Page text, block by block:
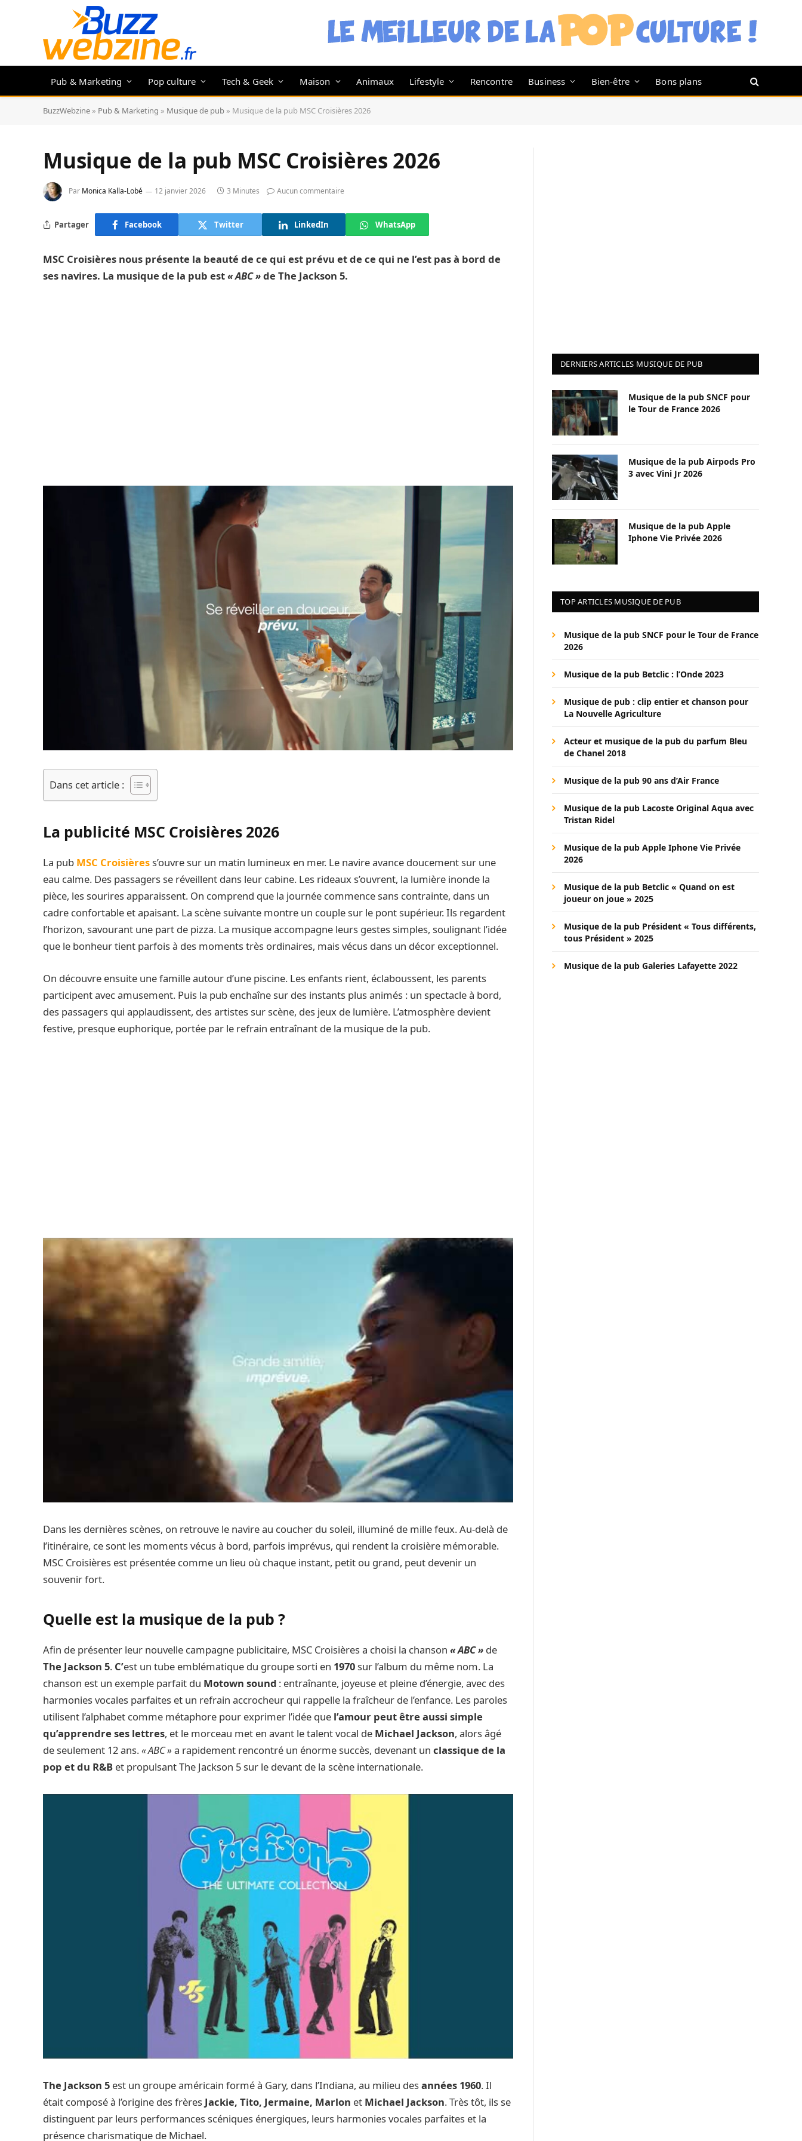
Pub & Marketing Pop culture Tech & Geek Maison Animaux Lifestyle Rencontre Business Bien-être Bons plans
BuzzWebzine » Pub & Marketing » Musique de pub » Musique de la pub MSC Croisières 2026
Musique de la pub MSC Croisières 2026
Par Monica Kalla-Lobé 12 janvier 2026 3 Minutes Aucun commentaire
Partager Facebook Twitter LinkedIn WhatsApp
MSC Croisières nous présente la beauté de ce qui est prévu et de ce qui ne l’est pas à bord de
ses navires. La musique de la pub est« ABC »de The Jackson 5.
Dans cet article :
La publicité MSC Croisières 2026
La pub MSC Croisièress’ouvre sur un matin lumineux en mer. Le navire avance doucement sur une
eau calme. Des passagers se réveillent dans leur cabine. Les rideaux s’ouvrent, la lumière inonde la
pièce, les sourires apparaissent. On comprend que la journée commence sans contrainte, dans un
cadre confortable et apaisant. La scène suivante montre un couple sur le pont supérieur. Ils regardent
l’horizon, savourant une part de pizza. La musique accompagne leurs gestes simples, soulignant l’idée
que le bonheur tient parfois à des moments très ordinaires, mais vécus dans un décor exceptionnel.
On découvre ensuite une famille autour d’une piscine. Les enfants rient, éclaboussent, les parents
participent avec amusement. Puis la pub enchaîne sur des instants plus animés : un spectacle à bord,
des passagers qui applaudissent, des artistes sur scène, des jeux de lumière. L’atmosphère devient
festive, presque euphorique, portée par le refrain entraînant de la musique de la pub.
Dans les dernières scènes, on retrouve le navire au coucher du soleil, illuminé de mille feux. Au-delà de
l’itinéraire, ce sont les moments vécus à bord, parfois imprévus, qui rendent la croisière mémorable.
MSC Croisières est présentée comme un lieu où chaque instant, petit ou grand, peut devenir un
souvenir fort.
Quelle est la musique de la pub ?
Afin de présenter leur nouvelle campagne publicitaire, MSC Croisières a choisi la chanson « ABC » de
The Jackson 5. C’est un tube emblématique du groupe sorti en 1970sur l’album du même nom. La
chanson est un exemple parfait du Motown sound : entraînante, joyeuse et pleine d’énergie, avec des
harmonies vocales parfaites et un refrain accrocheur qui rappelle la fraîcheur de l’enfance. Les paroles
utilisent l’alphabet comme métaphore pour exprimer l’idée que l’amour peut être aussi simple
qu’apprendre ses lettres, et le morceau met en avant le talent vocal de Michael Jackson, alors âgé
de seulement 12 ans.« ABC » a rapidement rencontré un énorme succès, devenant un classique de la
pop et du R&B et propulsant The Jackson 5 sur le devant de la scène internationale.
The Jackson 5 est un groupe américain formé à Gary, dans l’Indiana, au milieu desannées 1960. Il
était composé à l’origine des frères Jackie, Tito, Jermaine, Marlon et Michael Jackson. Très tôt, ils se
distinguent par leurs performances scéniques énergiques, leurs harmonies vocales parfaites et la
présence charismatique de Michael.
DERNIERS ARTICLES MUSIQUE DE PUB
Musique de la pub SNCF pour
le Tour de France 2026
Musique de la pub Airpods Pro
3 avec Vini Jr 2026
Musique de la pub Apple
Iphone Vie Privée 2026
TOP ARTICLES MUSIQUE DE PUB
Musique de la pub SNCF pour le Tour de France
2026
Musique de la pub Betclic : l’Onde 2023
Musique de pub : clip entier et chanson pour
La Nouvelle Agriculture
Acteur et musique de la pub du parfum Bleu
de Chanel 2018
Musique de la pub 90 ans d’Air France
Musique de la pub Lacoste Original Aqua avec
Tristan Ridel
Musique de la pub Apple Iphone Vie Privée
2026
Musique de la pub Betclic « Quand on est
joueur on joue » 2025
Musique de la pub Président « Tous différents,
tous Président » 2025
Musique de la pub Galeries Lafayette 2022